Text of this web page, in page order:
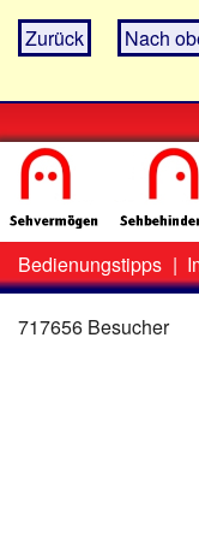
Zurück Nach
Zweit-
Menü
Bedienungstipps |
717656 Besucher